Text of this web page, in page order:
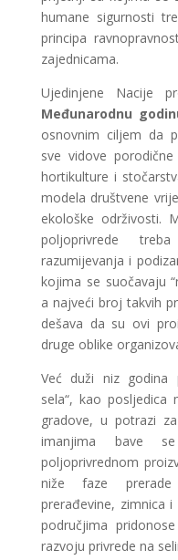
humane sigurnosti
principa
zajednicama.
Ujedinjene Nacije
Međunarodnu
osnovnim ciljem da
sve vidove
hortikulture i
modela društvene
ekološke održivosti.
poljoprivrede
razumijevanja i
kojima se suočavaju
a najveći broj takvih
dešava da su ovi
druge oblike
Već duži niz godina
sela“, kao posljedica
gradove, u potrazi
imanjima bave se
poljoprivrednom
niže faze prerade
prerađevine, zimnica
područjima
razvoju privrede na